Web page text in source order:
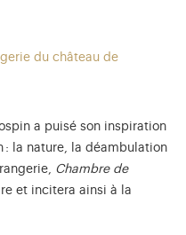
du château de
a puisé son inspiration
: la nature, la déambulation
Chambre de
et incitera ainsi à la